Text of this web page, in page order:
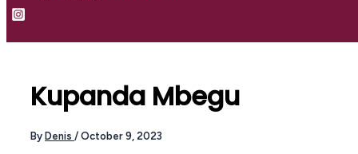
Kupanda Mbegu
By Denis / October 9, 2023